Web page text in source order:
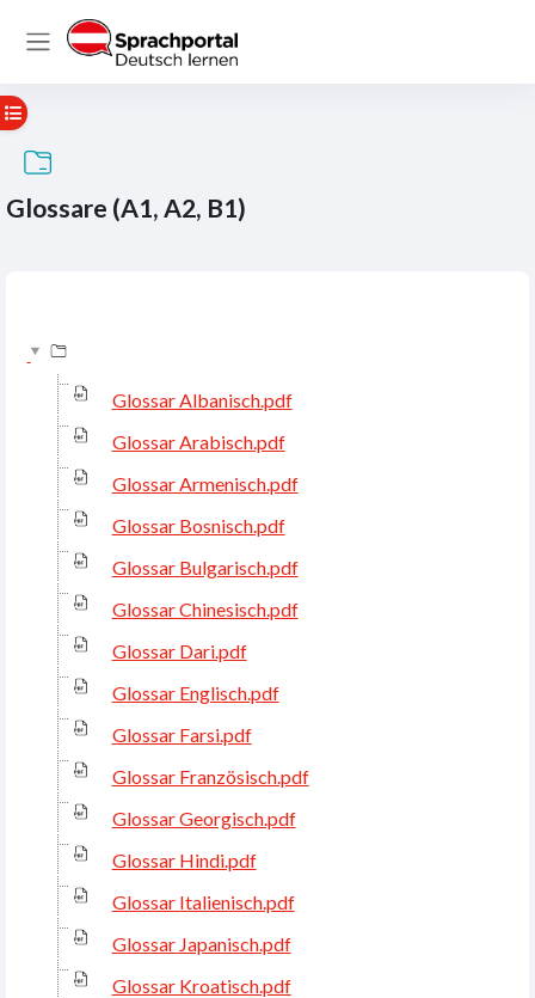
Zum Hauptinhalt
Website-Übersicht
Glossare (A1, A2, B1)
Kursindex öffnen
Glossar Albanisch.pdf
Glossar Arabisch.pdf
Glossar Armenisch.pdf
Glossar Bosnisch.pdf
Glossar Bulgarisch.pdf
Glossar Chinesisch.pdf
Glossar Dari.pdf
Glossar Englisch.pdf
Glossar Farsi.pdf
Glossar Französisch.pdf
Glossar Georgisch.pdf
Glossar Hindi.pdf
Glossar Italienisch.pdf
Glossar Japanisch.pdf
Glossar Kroatisch.pdf